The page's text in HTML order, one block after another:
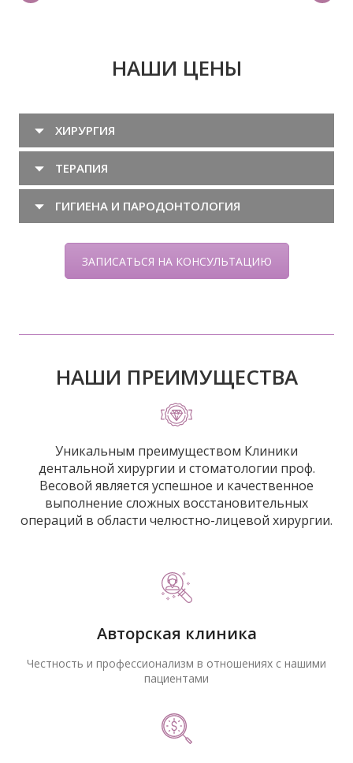
НАШИ ЦЕНЫ
ХИРУРГИЯ
ТЕРАПИЯ
ГИГИЕНА И ПАРОДОНТОЛОГИЯ
ЗАПИСАТЬСЯ НА КОНСУЛЬТАЦИЮ
НАШИ ПРЕИМУЩЕСТВА
Уникальным преимуществом Клиники
дентальной хирургии и стоматологии проф.
Весовой является успешное и качественное
выполнение сложных восстановительных
операций в области челюстно-лицевой хирургии.
Авторская клиника
Честность и профессионализм в отношениях с нашими
пациентами